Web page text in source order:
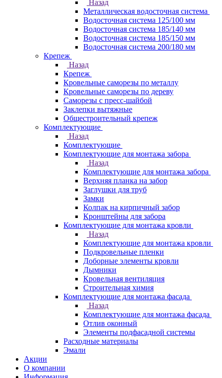
Назад
Металлическая водосточная система
Водосточная система 125/100 мм
Водосточная система 185/140 мм
Водосточная система 185/150 мм
Водосточная система 200/180 мм
Крепеж
Назад
Крепеж
Кровельные саморезы по металлу
Кровельные саморезы по дереву
Саморезы с пресс-шайбой
Заклепки вытяжные
Общестроительный крепеж
Комплектующие
Назад
Комплектующие
Комплектующие для монтажа забора
Назад
Комплектующие для монтажа забора
Верхняя планка на забор
Заглушки для труб
Замки
Колпак на кирпичный забор
Кронштейны для забора
Комплектующие для монтажа кровли
Назад
Комплектующие для монтажа кровли
Подкровельные пленки
Доборные элементы кровли
Дымники
Кровельная вентиляция
Строительная химия
Комплектующие для монтажа фасада
Назад
Комплектующие для монтажа фасада
Отлив оконный
Элементы подфасадной системы
Расходные материалы
Эмали
Акции
О компании